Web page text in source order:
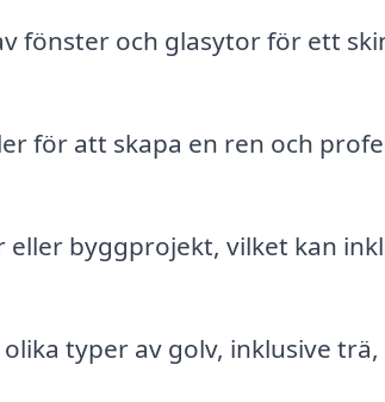
fönster och glasytor för ett
för att skapa en ren och
byggprojekt, vilket kan
typer av golv, inklusive